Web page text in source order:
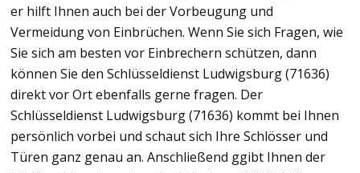
er hilft Ihnen auch bei der Vorbeugung und
Vermeidung von Einbrüchen. Wenn Sie sich Fragen, wie
Sie sich am besten vor Einbrechern schützen, dann
können Sie den Schlüsseldienst Ludwigsburg (71636)
direkt vor Ort ebenfalls gerne fragen. Der
Schlüsseldienst Ludwigsburg (71636) kommt bei Ihnen
persönlich vorbei und schaut sich Ihre Schlösser und
Türen ganz genau an. Anschließend ggibt Ihnen der